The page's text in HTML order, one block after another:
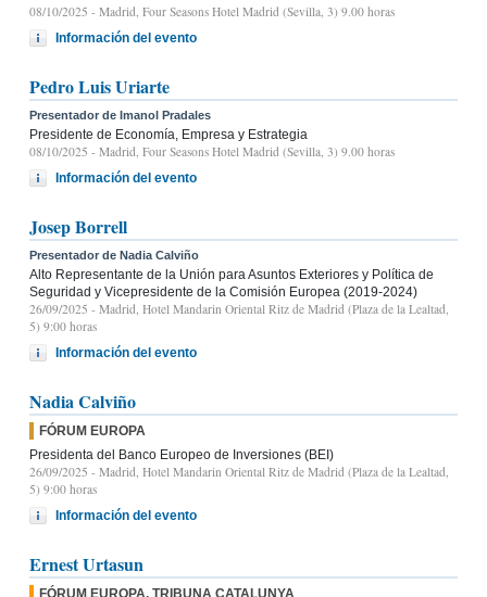
08/10/2025 - Madrid, Four Seasons Hotel Madrid (Sevilla, 3) 9.00 horas
Información del evento
Pedro Luis Uriarte
Presentador de Imanol Pradales
Presidente de Economía, Empresa y Estrategia
08/10/2025 - Madrid, Four Seasons Hotel Madrid (Sevilla, 3) 9.00 horas
Información del evento
Josep Borrell
Presentador de Nadia Calviño
Alto Representante de la Unión para Asuntos Exteriores y Política de
Seguridad y Vicepresidente de la Comisión Europea (2019-2024)
26/09/2025 - Madrid, Hotel Mandarin Oriental Ritz de Madrid (Plaza de la Lealtad,
5) 9:00 horas
Información del evento
Nadia Calviño
FÓRUM EUROPA
Presidenta del Banco Europeo de Inversiones (BEI)
26/09/2025 - Madrid, Hotel Mandarin Oriental Ritz de Madrid (Plaza de la Lealtad,
5) 9:00 horas
Información del evento
Ernest Urtasun
FÓRUM EUROPA. TRIBUNA CATALUNYA